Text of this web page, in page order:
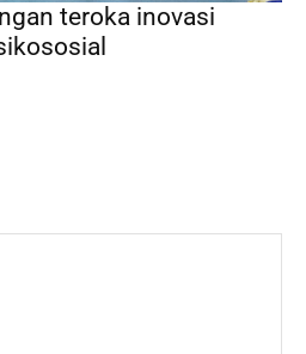
teroka inovasi